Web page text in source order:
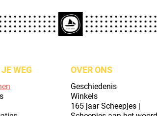
WEG OVER ONS
Geschiedenis
Winkels
165 jaar Scheepjes |